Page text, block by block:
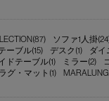
ソファ1人掛
ーブル(15) デスク(1) ダイ
ドテーブル(1) ミラー(2)
ラグ・マット(1)